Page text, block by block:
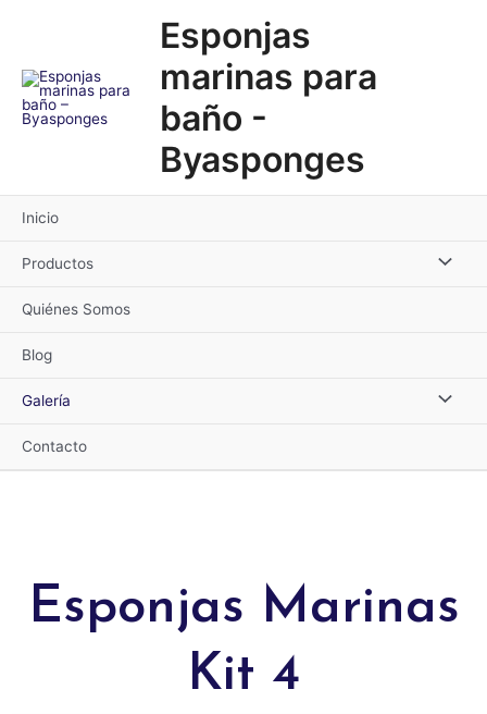
Esponjas
marinas para
baño -
Byasponges
Inicio
Productos Alternar
Quiénes Somos
Blog
Galería Alternar
Contacto
Esponjas Marinas
Kit 4